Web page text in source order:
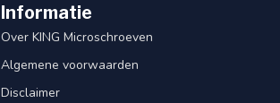
Informatie
Over KING Microschroeven
Algemene voorwaarden
Disclaimer